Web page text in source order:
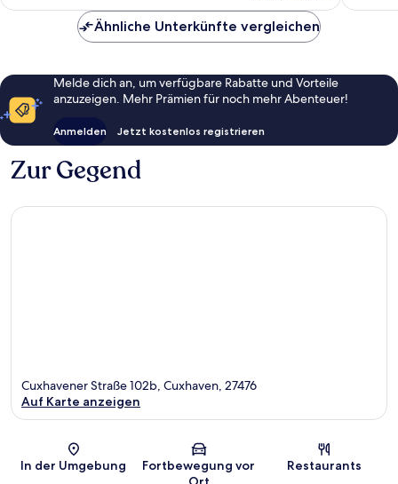
Ähnliche Unterkünfte vergleichen
Melde dich an, um verfügbare Rabatte und Vorteile
anzuzeigen. Mehr Prämien für noch mehr Abenteuer!
Anmelden Jetzt kostenlos registrieren
Zur Gegend
Karte
Cuxhavener Straße 102b, Cuxhaven, 27476
Auf Karte anzeigen
In der Umgebung
Fortbewegung vor
Restaurants